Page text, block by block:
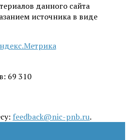
данного сайта
источника в виде
69 310
feedback@nic-pnb.ru.